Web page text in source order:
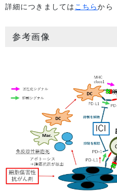
詳細につきましてはこちらから
参考画像